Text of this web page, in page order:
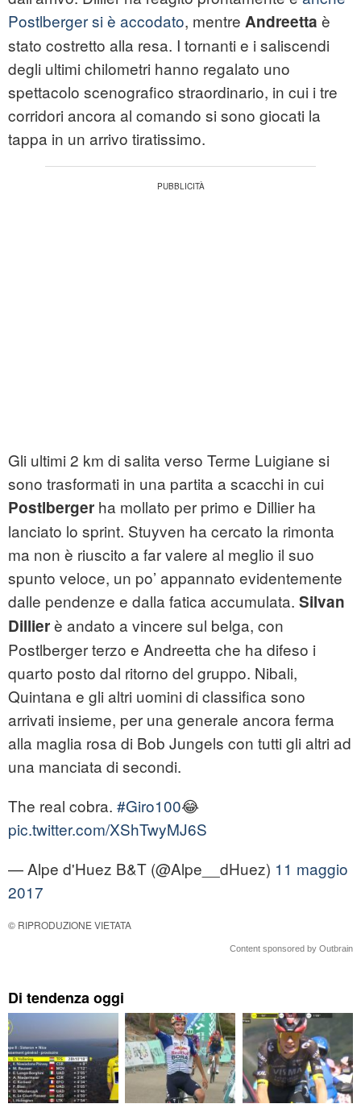
Postlberger si è accodato, mentre Andreetta è
stato costretto alla resa. I tornanti e i saliscendi
degli ultimi chilometri hanno regalato uno
spettacolo scenografico straordinario, in cui i tre
corridori ancora al comando si sono giocati la
tappa in un arrivo tiratissimo.
Gli ultimi 2 km di salita verso Terme Luigiane si
sono trasformati in una partita a scacchi in cui
Postlberger ha mollato per primo e Dillier ha
lanciato lo sprint. Stuyven ha cercato la rimonta
ma non è riuscito a far valere al meglio il suo
spunto veloce, un po’ appannato evidentemente
dalle pendenze e dalla fatica accumulata. Silvan
Dillierè andato a vincere sul belga, con
Postlberger terzo e Andreetta che ha difeso i
quarto posto dal ritorno del gruppo. Nibali,
Quintana e gli altri uomini di classifica sono
arrivati insieme, per una generale ancora ferma
alla maglia rosa di Bob Jungels con tutti gli altri ad
una manciata di secondi.
The real cobra. #Giro100😂
pic.twitter.com/XShTwyMJ6S
— Alpe d'Huez B&T (@Alpe__dHuez) 11 maggio
2017
© RIPRODUZIONE VIETATA
Content sponsored by Outbrain
Di tendenza oggi